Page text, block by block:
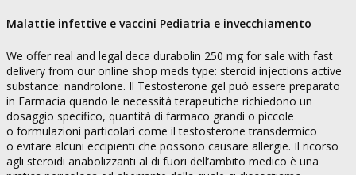
Malattie infettive e vaccini Pediatria e invecchiamento
We offer real and legal deca durabolin 250 mg for sale with fast
delivery from our online shop meds type: steroid injections active
substance: nandrolone. Il Testosterone gel può essere preparato
in Farmacia quando le necessità terapeutiche richiedono un
dosaggio specifico, quantità di farmaco grandi o piccole
o formulazioni particolari come il testosterone transdermico
o evitare alcuni eccipienti che possono causare allergie. Il ricorso
agli steroidi anabolizzanti al di fuori dell’ambito medico è una